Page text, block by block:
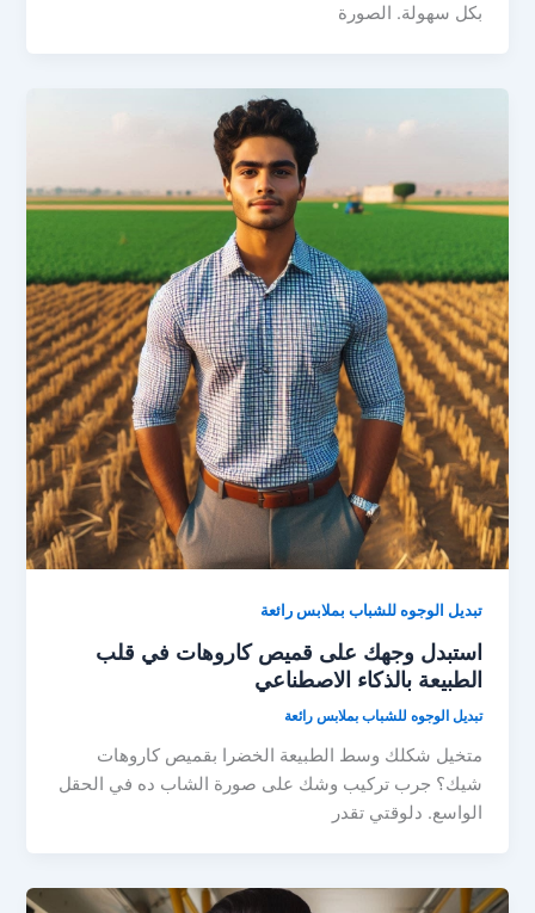
بكل سهولة. الصورة
تبديل الوجوه للشباب بملابس رائعة
استبدل وجهك على قميص كاروهات في قلب
الطبيعة بالذكاء الاصطناعي
تبديل الوجوه للشباب بملابس رائعة
متخيل شكلك وسط الطبيعة الخضرا بقميص كاروهات
شيك؟ جرب تركيب وشك على صورة الشاب ده في الحقل
الواسع. دلوقتي تقدر